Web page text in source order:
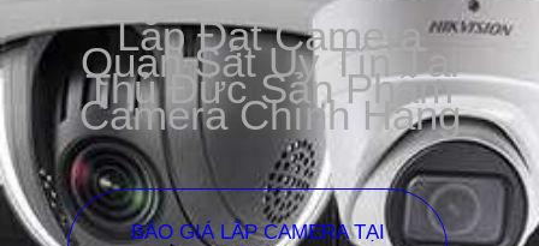
Lắp Đặt Camera
Quan Sát Uy Tín Tại
Thủ Đức Sản Phẩm
Camera Chính Hãng
BÁO GIÁ LẮP CAMERA TẠI